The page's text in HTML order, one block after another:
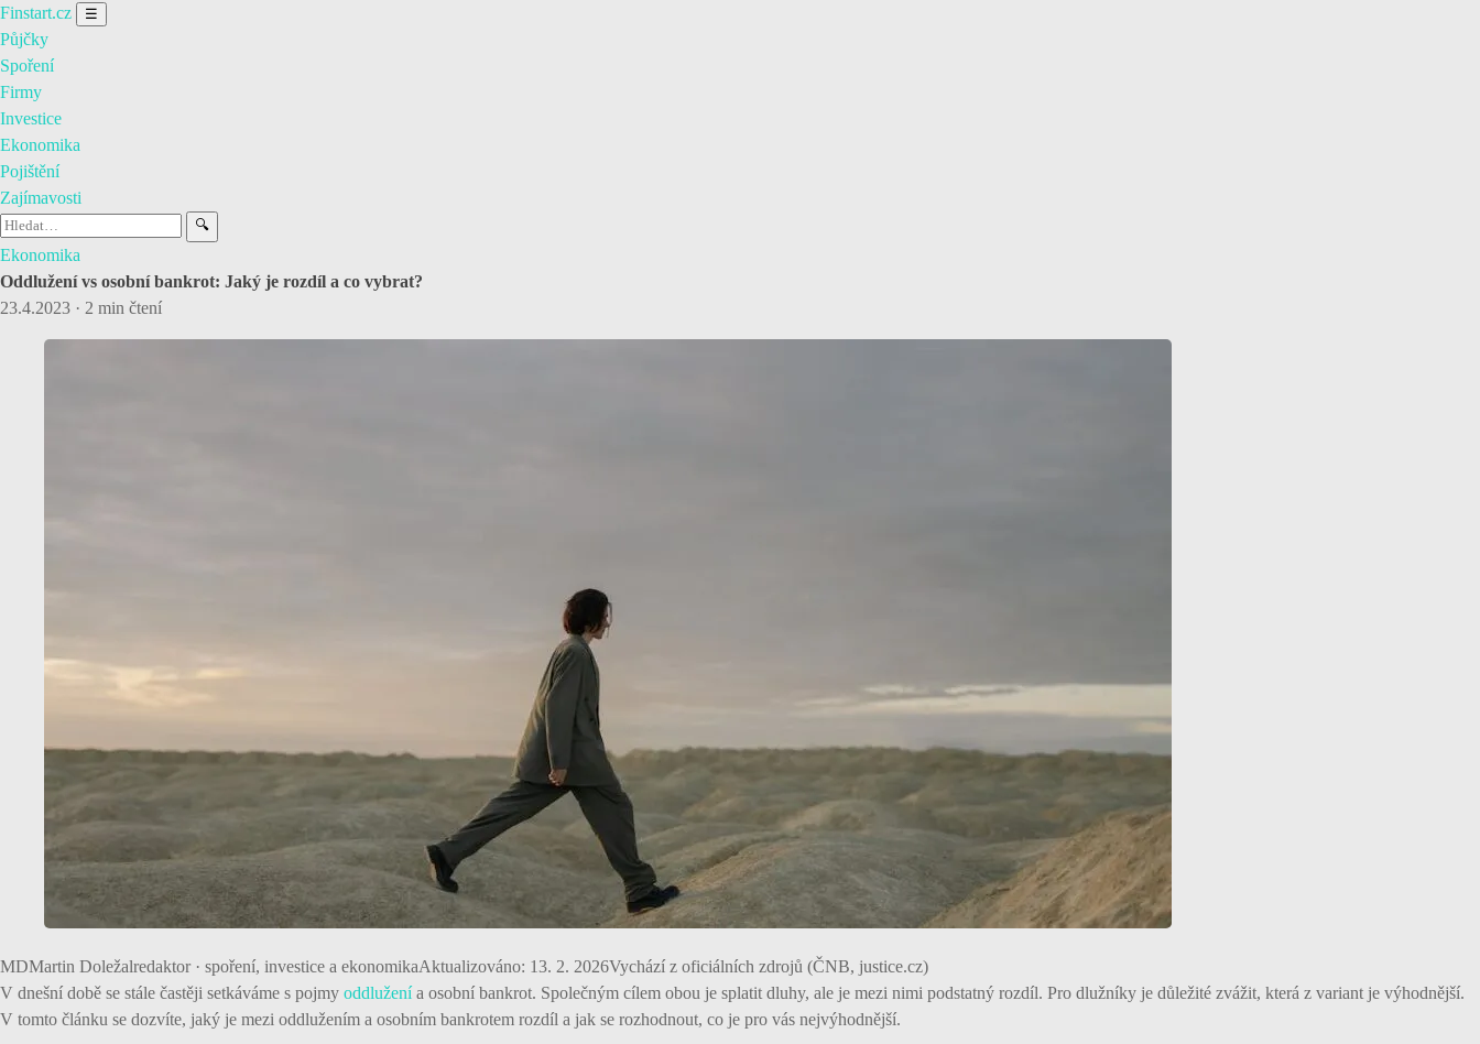
Finstart.cz ☰
Půjčky
Spoření
Firmy
Investice
Ekonomika
Pojištění
Zajímavosti
🔍
Ekonomika
Oddlužení vs osobní bankrot: Jaký je rozdíl a co vybrat?
23.4.2023 · 2 min čtení
MDMartin Doležalredaktor · spoření, investice a ekonomikaAktualizováno: 13. 2. 2026Vychází z oficiálních zdrojů (ČNB, justice.cz)
V dnešní době se stále častěji setkáváme s pojmy oddluženía osobní bankrot. Společným cílem obou je splatit dluhy, ale je mezi nimi podstatný rozdíl. Pro dlužníky je důležité zvážit, která z variant je výhodnější.
V tomto článku se dozvíte, jaký je mezi oddlužením a osobním bankrotem rozdíl a jak se rozhodnout, co je pro vás nejvýhodnější.